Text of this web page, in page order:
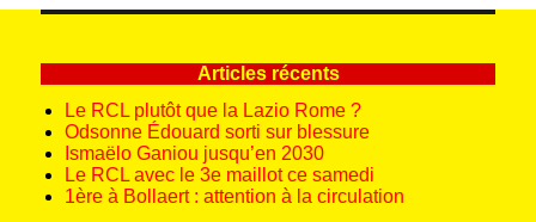
ANT
Articles récents
Le RCL plutôt que la Lazio Rome ?
Odsonne Édouard sorti sur blessure
Ismaëlo Ganiou jusqu’en 2030
Le RCL avec le 3e maillot ce samedi
1ère à Bollaert : attention à la circulation